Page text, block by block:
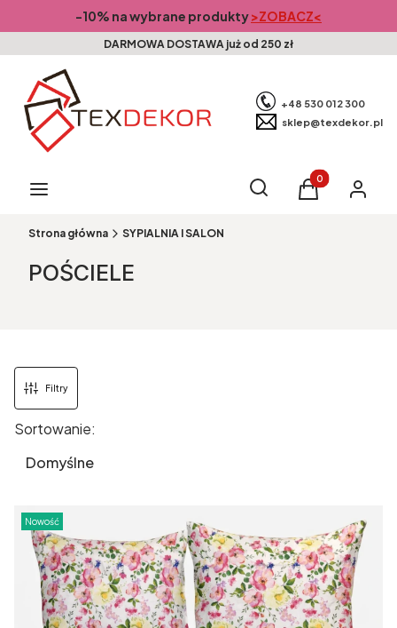
-10% na wybrane produkty>ZOBACZ<
DARMOWA DOSTAWA już od 250 zł
+48 530 012 300
sklep@texdekor.pl
Menu Otwórz wyszukiwarkę
Szukaj Produkty w
Koszyk Zaloguj
Strona główna SYPIALNIA I SALON
POŚCIELE
Filtry
Lista produktów
Sortowanie:
Domyślne
Nowość